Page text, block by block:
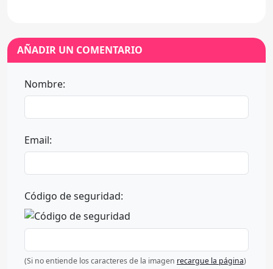
AÑADIR UN COMENTARIO
Nombre:
Email:
Código de seguridad:
(Si no entiende los caracteres de la imagen recargue la página)